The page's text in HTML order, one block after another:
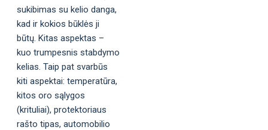
sukibimas su kelio danga,
kad ir kokios būklės ji
būtų. Kitas aspektas –
kuo trumpesnis stabdymo
kelias. Taip pat svarbūs
kiti aspektai: temperatūra,
kitos oro sąlygos
(krituliai), protektoriaus
rašto tipas, automobilio